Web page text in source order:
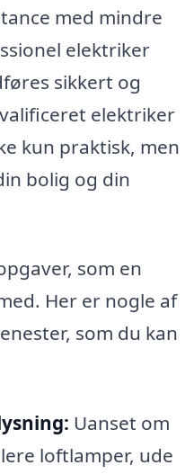
med mindre
elektriker
sikkert og
elektriker
kun praktisk, men
bolig og din
som en
Her er nogle af
som du kan
Uanset om
loftlamper, ude